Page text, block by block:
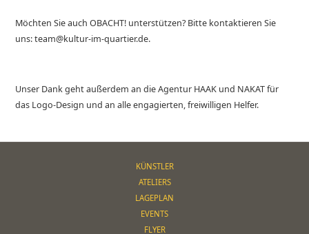
Möchten Sie auch OBACHT! unterstützen? Bitte kontaktieren Sie
uns: team@kultur-im-quartier.de.
Unser Dank geht außerdem an die Agentur HAAK und NAKAT für
das Logo-Design und an alle engagierten, freiwilligen Helfer.
KÜNSTLER
ATELIERS
LAGEPLAN
EVENTS
FLYER